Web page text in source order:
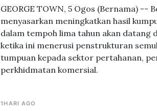
GEORGE TOWN, 5 Ogos (Bernama) --
menyasarkan meningkatkan hasil
dalam tempoh lima tahun akan datang
ketika ini menerusi penstrukturan
tumpuan kepada sektor pertahanan,
perkhidmatan komersial.
1HARI AGO